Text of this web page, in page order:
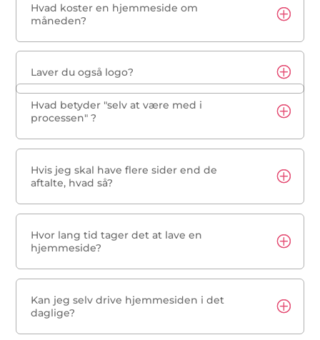
Hvad koster en hjemmeside om
måneden?
Laver du også logo?
Hvad betyder "selv at være med i
processen" ?
Hvis jeg skal have flere sider end de
aftalte, hvad så?
Hvor lang tid tager det at lave en
hjemmeside?
Kan jeg selv drive hjemmesiden i det
daglige?